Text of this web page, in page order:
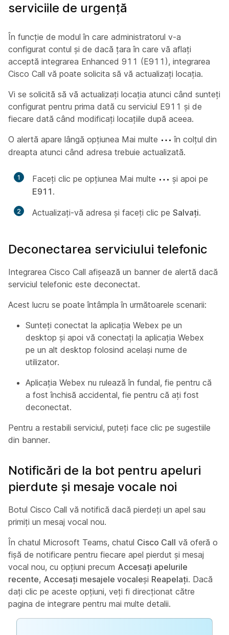
serviciile de urgență
În funcție de modul în care administratorul v-a
configurat contul și de dacă țara în care vă aflați
acceptă integrarea Enhanced 911 (E911), integrarea
Cisco Call vă poate solicita să vă actualizați locația.
Vi se solicită să vă actualizați locația atunci când sunteți
configurat pentru prima dată cu serviciul E911 și de
fiecare dată când modificați locațiile după aceea.
O alertă apare lângă opțiunea Mai multe
în colțul din
dreapta atunci când adresa trebuie actualizată.
1 Faceți clic pe opțiunea Mai multe
și apoi pe
E911 .
2 Actualizați-vă adresa și faceți clic pe Salvați.
Deconectarea serviciului telefonic
Integrarea Cisco Call afișează un banner de alertă dacă
serviciul telefonic este deconectat.
Acest lucru se poate întâmpla în următoarele scenarii:
Sunteți conectat la aplicația Webex pe un
desktop și apoi vă conectați la aplicația Webex
pe un alt desktop folosind același nume de
utilizator.
Aplicația Webex nu rulează în fundal, fie pentru că
a fost închisă accidental, fie pentru că ați fost
deconectat.
Pentru a restabili serviciul, puteți face clic pe sugestiile
din banner.
Notificări de la bot pentru apeluri
pierdute și mesaje vocale noi
Botul Cisco Call vă notifică dacă pierdeți un apel sau
primiți un mesaj vocal nou.
În chatul Microsoft Teams, chatul Cisco Call vă oferă o
fișă de notificare pentru fiecare apel pierdut și mesaj
vocal nou, cu opțiuni precum Accesați apelurile
recente, Accesați mesajele vocaleși Reapelați. Dacă
dați clic pe aceste opțiuni, veți fi direcționat către
pagina de integrare pentru mai multe detalii.